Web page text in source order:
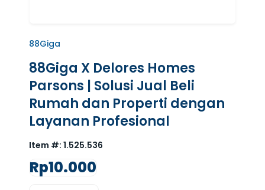
88Giga
88Giga X Delores Homes
Parsons | Solusi Jual Beli
Rumah dan Properti dengan
Layanan Profesional
Item #: 1.525.536
Rp10.000